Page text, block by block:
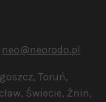
neo@neorodo.pl
Toruń,
Świecie, Żnin,